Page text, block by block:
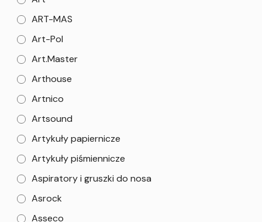
ART-MAS
Art-Pol
Art.Master
Arthouse
Artnico
Artsound
Artykuły papiernicze
Artykuły piśmiennicze
Aspiratory i gruszki do nosa
Asrock
Asseco